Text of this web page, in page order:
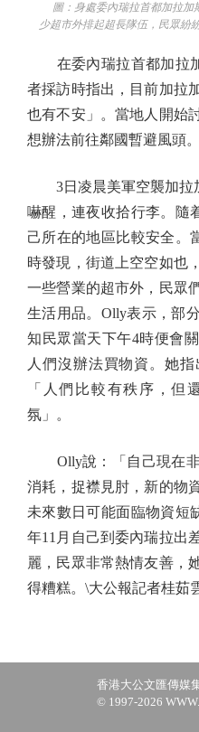
圖：身處委內瑞拉首都加拉加
少超市外排起超長隊伍，民眾紛
在委內瑞拉首都加拉加
者採訪時指出，目前加拉
也有不安」。當地人開始
想辦法前往鄰國暫避風頭。
3日凌晨美軍空襲加拉
嚇醒，連夜收拾行李。隨
己所在的地區比較安全。
時發現，街道上空空如也
一些營業的超市外，民眾
生活用品。Olly表示，部
知民眾當天下午4時便會
人們沒辦法買物資。她
「人們比較有秩序，但
氛」。
Olly說：「自己現在非
消耗，捉襟見肘，新的物
未來數日可能面臨物資短
年11月自己到委內瑞拉出
麗，民眾非常熱情友善，
得糟糕。\大公報記者桂茹
香港大公文匯傳媒
© 1997-2026